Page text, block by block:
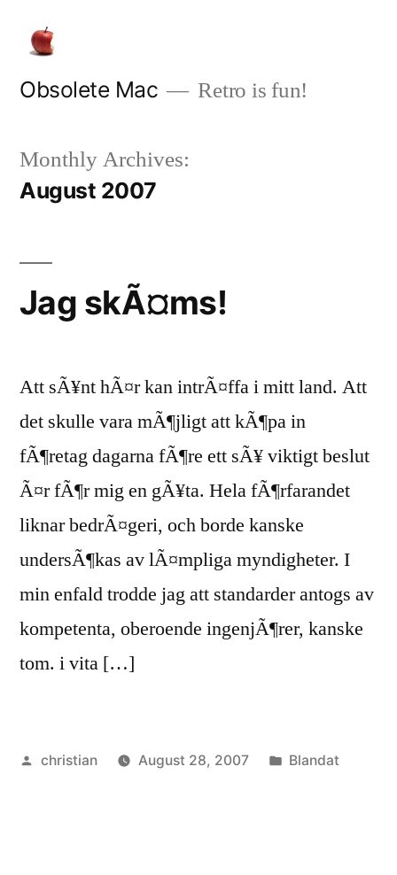
content
Obsolete Mac Retro is fun!
Monthly Archives:
August 2007
Jag skÃ¤ms!
Att sÃ¥nt hÃ¤r kan intrÃ¤ffa i mitt land. Att
det skulle vara mÃ¶jligt att kÃ¶pa in
fÃ¶retag dagarna fÃ¶re ett sÃ¥ viktigt beslut
Ã¤r fÃ¶r mig en gÃ¥ta. Hela fÃ¶rfarandet
liknar bedrÃ¤geri, och borde kanske
undersÃ¶kas av lÃ¤mpliga myndigheter. I
min enfald trodde jag att standarder antogs av
kompetenta, oberoende ingenjÃ¶rer, kanske
tom. i vita […]
Posted
christian August 28, 2007
Posted
Blandat